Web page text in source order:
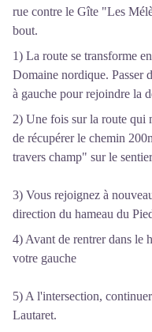
rue contre le Gîte "Les
bout.
1) La route se transforme
Domaine nordique. Passer
à gauche pour rejoindre la
2) Une fois sur la route qui
de récupérer le chemin
travers champ" sur le
3) Vous rejoignez à
direction du hameau du
4) Avant de rentrer dans le
votre gauche
5) A l'intersection,
Lautaret.